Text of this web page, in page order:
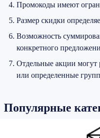
Промокоды имеют
Размер скидки
Возможность
конкретного
Отдельные акции могут
или определенные
Популярные
На сайте PresentStar чаще